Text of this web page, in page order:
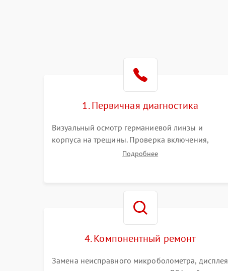
1. Первичная диагностика
Визуальный осмотр германиевой линзы и
корпуса на трещины. Проверка включения,
реакции кнопок и разъемов зарядки. Оценка
Подробнее
4. Компонентный ремонт
Замена неисправного микроболометра, дисплея